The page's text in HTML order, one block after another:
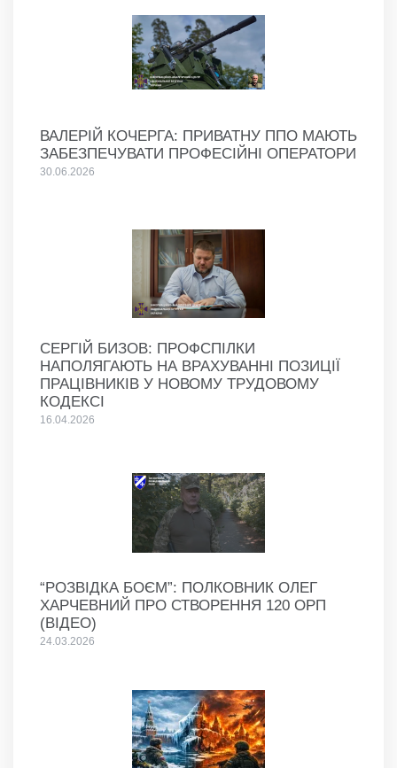
ВАЛЕРІЙ КОЧЕРГА: ПРИВАТНУ ППО МАЮТЬ
ЗАБЕЗПЕЧУВАТИ ПРОФЕСІЙНІ ОПЕРАТОРИ
30.06.2026
СЕРГІЙ БИЗОВ: ПРОФСПІЛКИ
НАПОЛЯГАЮТЬ НА ВРАХУВАННІ ПОЗИЦІЇ
ПРАЦІВНИКІВ У НОВОМУ ТРУДОВОМУ
КОДЕКСІ
16.04.2026
“РОЗВІДКА БОЄМ”: ПОЛКОВНИК ОЛЕГ
ХАРЧЕВНИЙ ПРО СТВОРЕННЯ 120 ОРП
(ВІДЕО)
24.03.2026